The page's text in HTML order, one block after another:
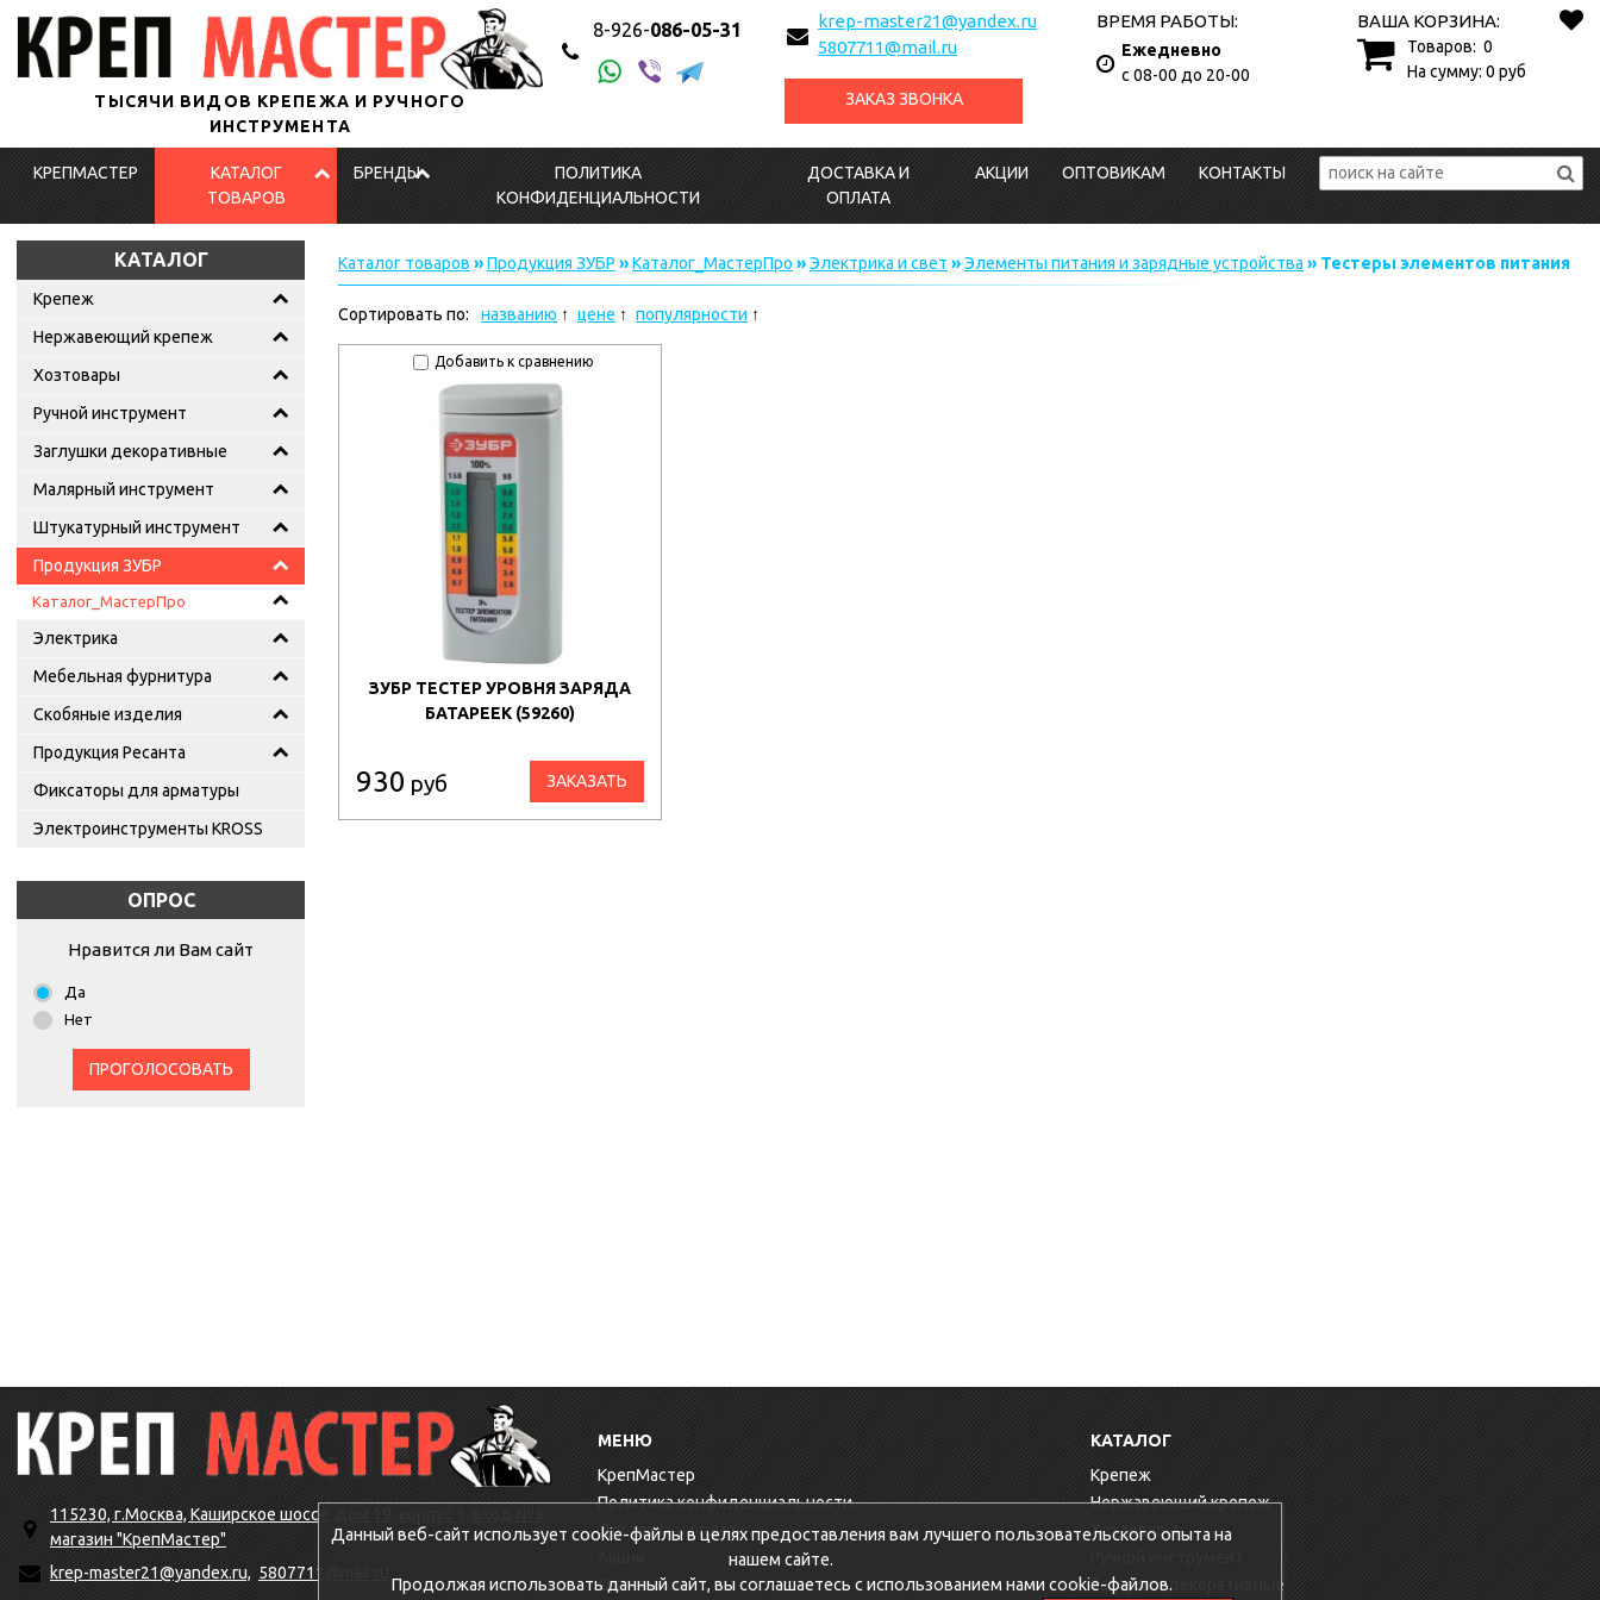
ТЫСЯЧИ ВИДОВ КРЕПЕЖА И РУЧНОГО
ИНСТРУМЕНТА
8-926-086-05-31
krep-master21@yandex.ru
5807711@mail.ru
ЗАКАЗ ЗВОНКА
ВРЕМЯ РАБОТЫ:
Ежедневно
с 08-00 до 20-00
ВАША КОРЗИНА:
Товаров: 0
На сумму: 0 руб
КРЕПМАСТЕР
КАТАЛОГ
ТОВАРОВ
БРЕНДЫ
ПОЛИТИКА
КОНФИДЕНЦИАЛЬНОСТИ
ДОСТАВКА И
ОПЛАТА
АКЦИИ ОПТОВИКАМ КОНТАКТЫ
КАТАЛОГ
Крепеж
Нержавеющий крепеж
Хозтовары
Ручной инструмент
Заглушки декоративные
Малярный инструмент
Штукатурный инструмент
Продукция ЗУБР
Каталог_МастерПро
Электрика
Мебельная фурнитура
Скобяные изделия
Продукция Ресанта
Фиксаторы для арматуры
Электроинструменты KROSS
ОПРОС
Нравится ли Вам сайт
Да
Нет
ПРОГОЛОСОВАТЬ
Каталог товаров »Продукция ЗУБР »Каталог_МастерПро »Электрика и свет »Элементы питания и зарядные устройства » Тестеры элементов питания
Сортировать по: названию цене популярности
Добавить к сравнению
ЗУБР ТЕСТЕР УРОВНЯ ЗАРЯДА
БАТАРЕЕК (59260)
930 руб ЗАКАЗАТЬ
115230, г.Москва, Каширское шоссе, дом 19, корпус 1, вход №3,
магазин "КрепМастер"
krep-master21@yandex.ru, 5807711@mail.ru
МЕНЮ
КрепМастер
Политика конфиденциальности
Доставка и оплата
Оптовикам
КАТАЛОГ
Крепеж
Нержавеющий крепеж
Хозтовары
Заглушки декоративные
Данный веб-сайт использует cookie-файлы в целях предоставления вам лучшего пользовательского опыта на
нашем сайте.
Продолжая использовать данный сайт, вы соглашаетесь с использованием нами cookie-файлов.